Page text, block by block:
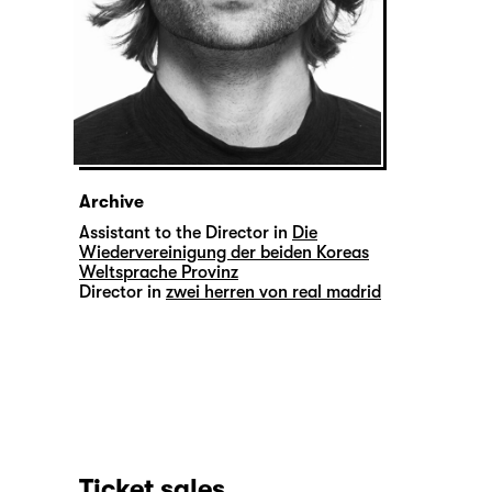
Archive
Assistant to the Director in Die
Wiedervereinigung der beiden Koreas
Weltsprache Provinz
Director in zwei herren von real madrid